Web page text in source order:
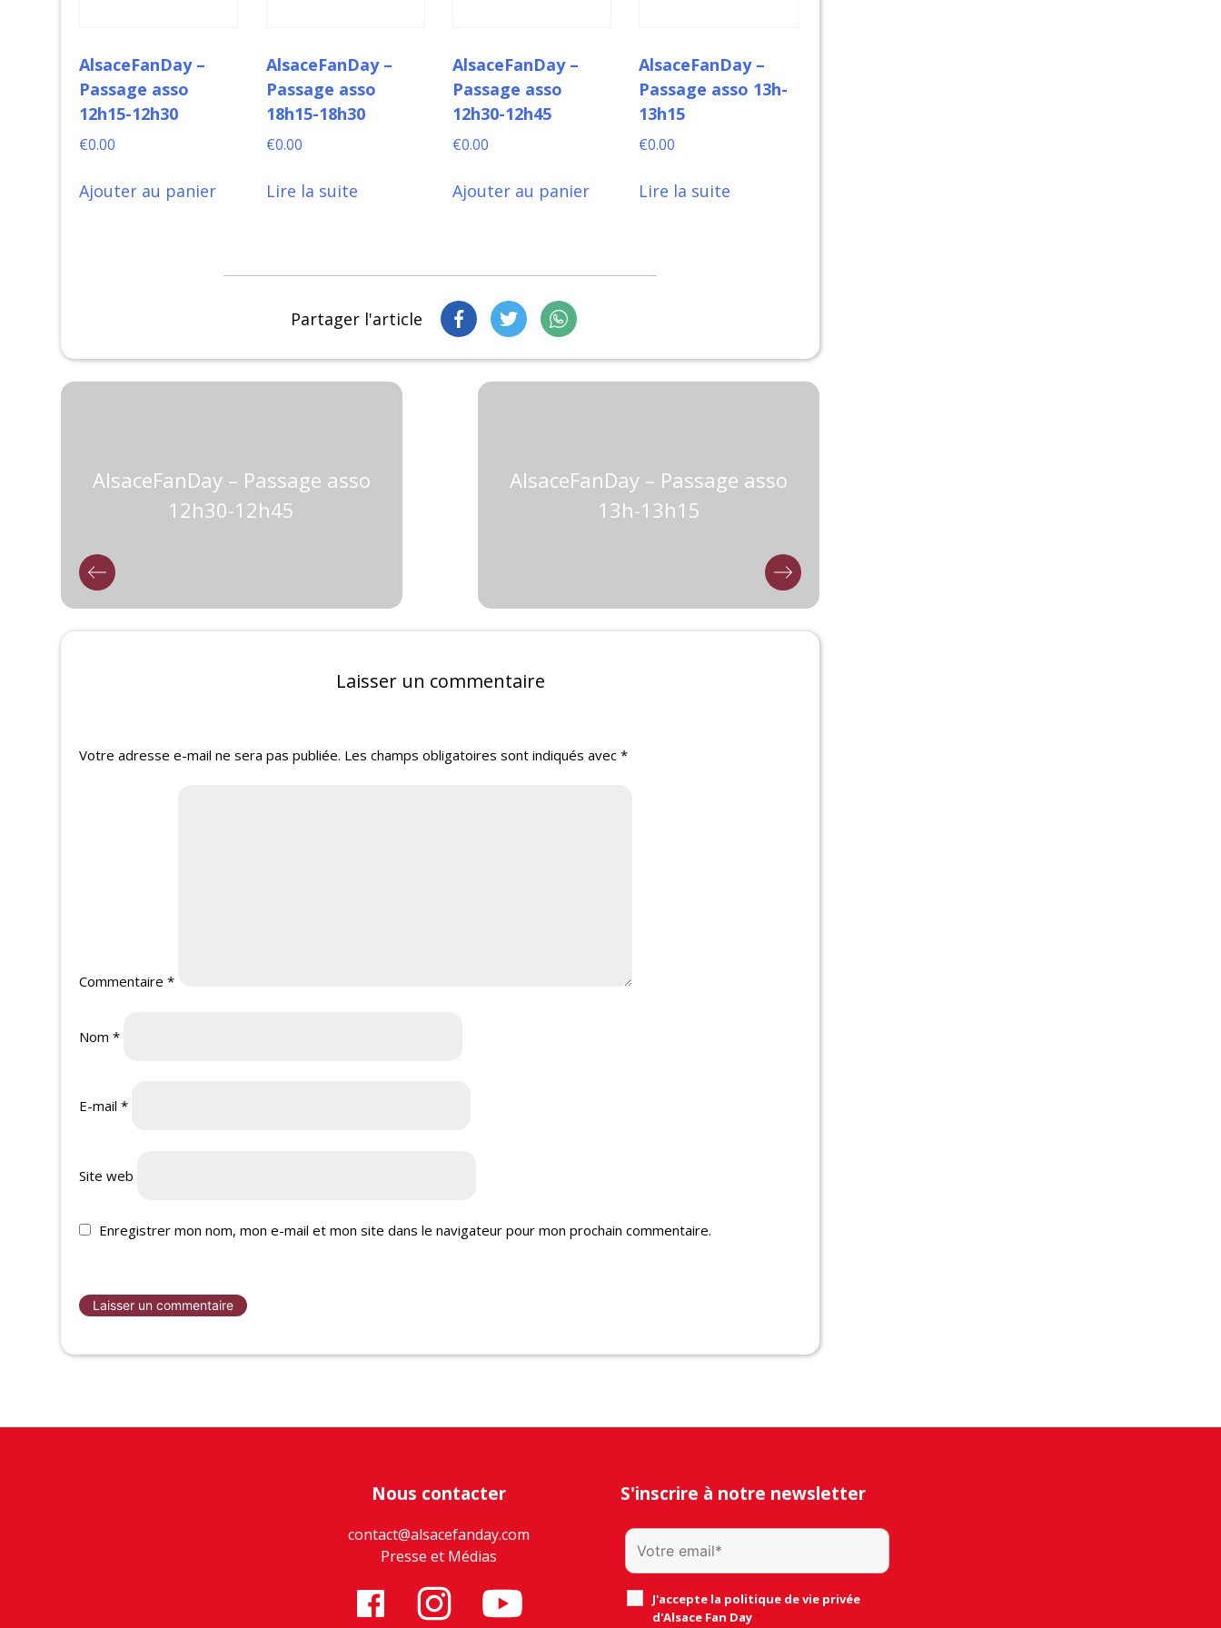
AlsaceFanDay –
Passage asso
12h15-12h30
€0.00
Ajouter au panier
AlsaceFanDay –
Passage asso
18h15-18h30
€0.00
Lire la suite
AlsaceFanDay –
Passage asso
12h30-12h45
€0.00
Ajouter au panier
AlsaceFanDay –
Passage asso 13h-
13h15
€0.00
Lire la suite
Partager l'article
AlsaceFanDay – Passage asso
12h30-12h45
AlsaceFanDay – Passage asso
13h-13h15
Laisser un commentaire
Votre adresse e-mail ne sera pas publiée. Les champs obligatoires sont indiqués avec*
Commentaire*
Nom*
E-mail*
Site web
Enregistrer mon nom, mon e-mail et mon site dans le navigateur pour mon prochain commentaire.
Nous contacter
contact@alsacefanday.com
Presse et Médias
S'inscrire à notre newsletter
J'accepte la politique de vie privée
d'Alsace Fan Day *